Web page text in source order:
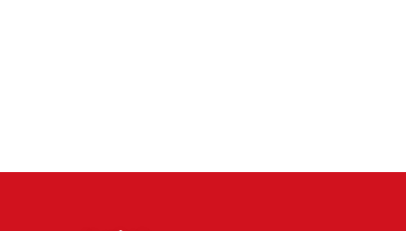
på